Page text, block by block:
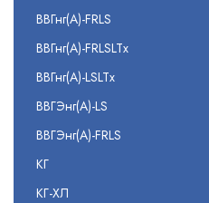
ВВГнг(А)-FRLS
ВВГнг(А)-FRLSLTx
ВВГнг(А)-LSLTx
ВВГЭнг(А)-LS
ВВГЭнг(А)-FRLS
КГ
КГ-ХЛ